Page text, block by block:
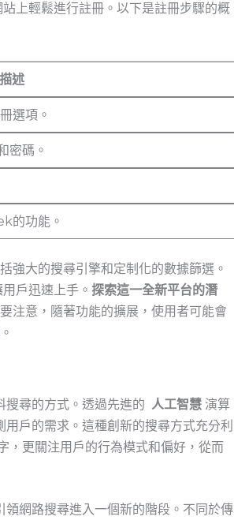
上輕鬆進行註冊。以下是註冊步驟的概
描述
選項。
密碼。
的功能。
強大的搜尋引擎和定制化的數據篩選。
戶迅速上手。 探索這一全新平台的潛
注意，隨著功能的擴展，使用者可能會
尋的方式。透過先進的 人工智慧演算
戶的需求。這種創新的搜尋方式充分利
，更關注用戶的行為模式和偏好，從而
網路搜尋進入一個新的階段。不同於傳